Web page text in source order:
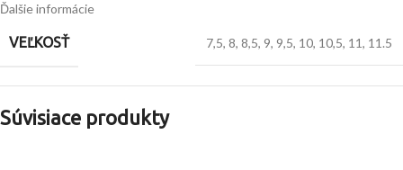
Ďalšie informácie
VEĽKOSŤ 7,5, 8, 8,5, 9, 9,5, 10, 10,5, 11, 11.5
Súvisiace produkty